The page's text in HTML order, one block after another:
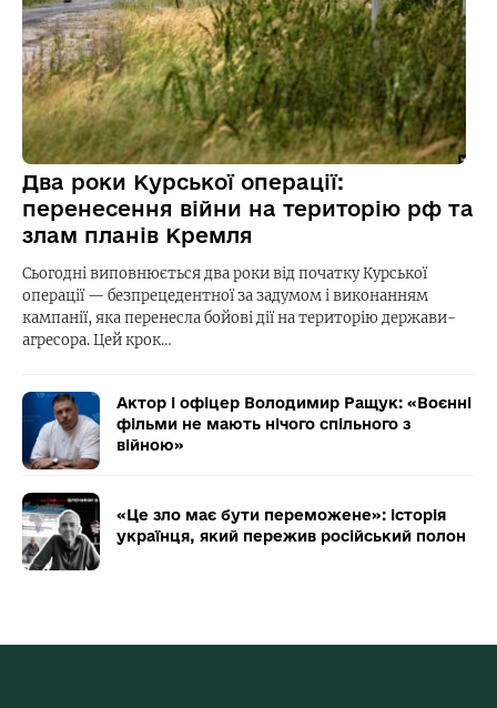
Два роки Курської операції:
перенесення війни на територію рф та
злам планів Кремля
Сьогодні виповнюється два роки від початку Курської
операції — безпрецедентної за задумом і виконанням
кампанії, яка перенесла бойові дії на територію держави-
агресора. Цей крок…
Актор і офіцер Володимир Ращук: «Воєнні
фільми не мають нічого спільного з
війною»
«Це зло має бути переможене»: історія
українця, який пережив російський полон